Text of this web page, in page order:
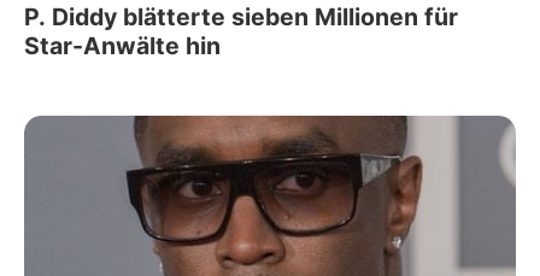
P. Diddy blätterte sieben Millionen für
Star-Anwälte hin